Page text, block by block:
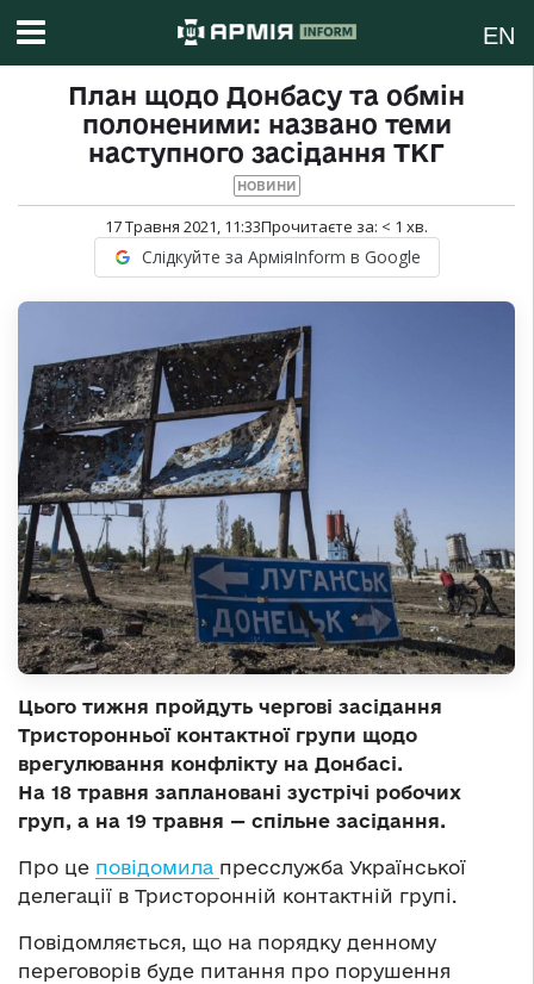
EN
План щодо Донбасу та обмін
полоненими: названо теми
наступного засідання ТКГ
НОВИНИ
17 Травня 2021, 11:33Прочитаєте за: < 1 хв.
Слідкуйте за АрміяInform в Google
Цього тижня пройдуть чергові засідання
Тристоронньої контактної групи щодо
врегулювання конфлікту на Донбасі.
На 18 травня заплановані зустрічі робочих
груп, а на 19 травня — спільне засідання.
Про це повідомила пресслужба Української
делегації в Тристоронній контактній групі.
Повідомляється, що на порядку денному
переговорів буде питання про порушення